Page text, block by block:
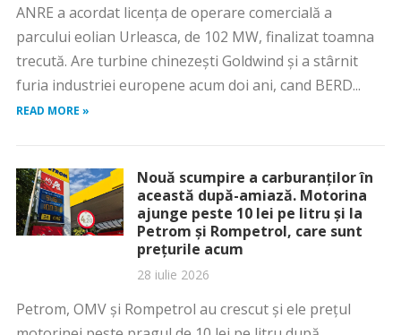
ANRE a acordat licența de operare comercială a
parcului eolian Urleasca, de 102 MW, finalizat toamna
trecută. Are turbine chinezești Goldwind și a stârnit
furia industriei europene acum doi ani, cand BERD...
READ MORE »
Nouă scumpire a carburanților în
această după-amiază. Motorina
ajunge peste 10 lei pe litru și la
Petrom și Rompetrol, care sunt
prețurile acum
28 iulie 2026
Petrom, OMV și Rompetrol au crescut și ele prețul